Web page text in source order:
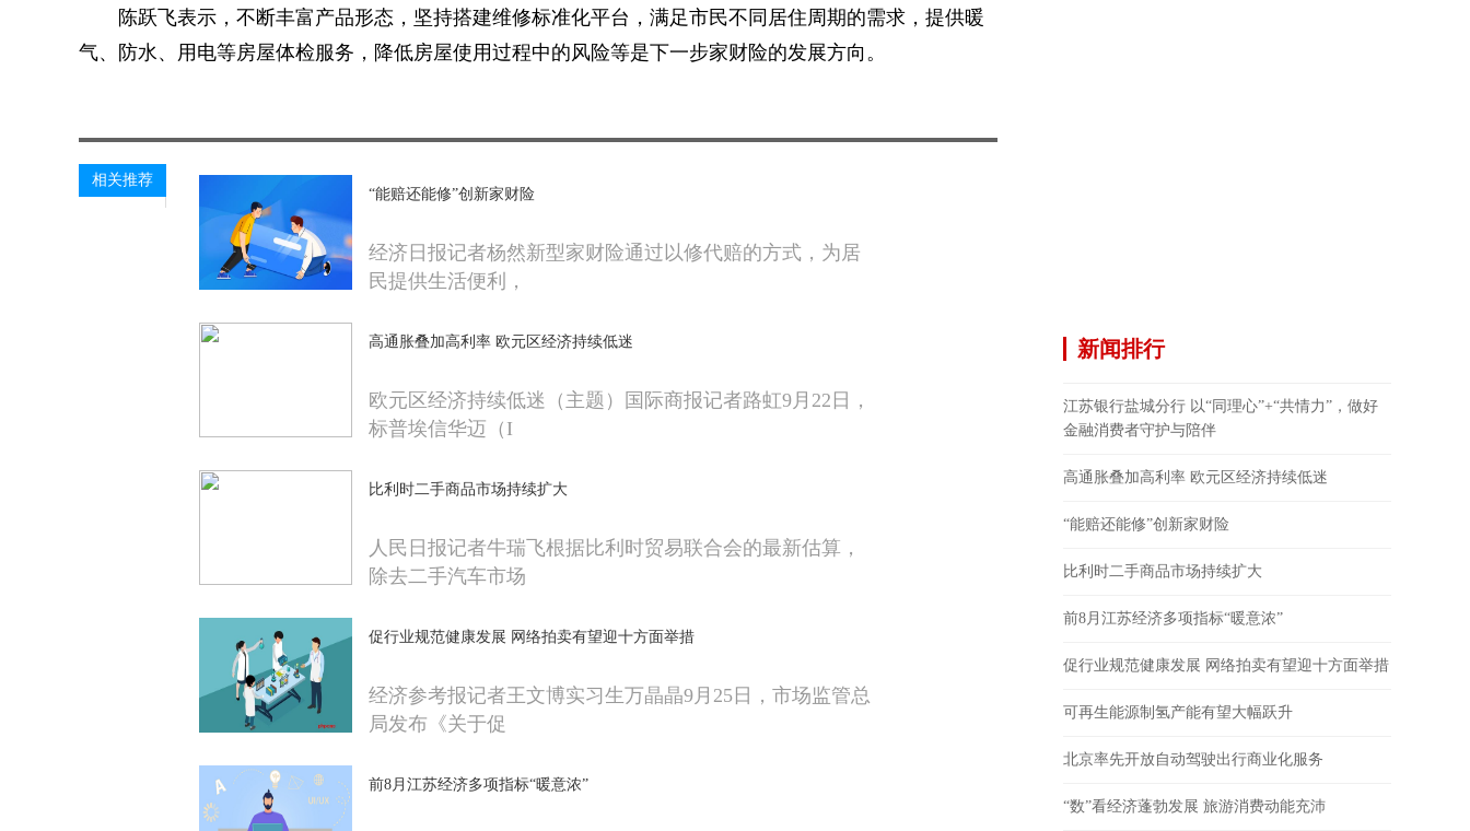
陈跃飞表示，不断丰富产品形态，坚持搭建维修标准化平台，满足市民不同居住周期的需求，提供暖
气、防水、用电等房屋体检服务，降低房屋使用过程中的风险等是下一步家财险的发展方向。
相关推荐
“能赔还能修”创新家财险
经济日报记者杨然新型家财险通过以修代赔的方式，为居
民提供生活便利，
高通胀叠加高利率 欧元区经济持续低迷
欧元区经济持续低迷（主题）国际商报记者路虹9月22日，
标普埃信华迈（I
比利时二手商品市场持续扩大
人民日报记者牛瑞飞根据比利时贸易联合会的最新估算，
除去二手汽车市场
促行业规范健康发展 网络拍卖有望迎十方面举措
经济参考报记者王文博实习生万晶晶9月25日，市场监管总
局发布《关于促
前8月江苏经济多项指标“暖意浓”
新闻排行
江苏银行盐城分行 以“同理心”+“共情力”，做好
金融消费者守护与陪伴
高通胀叠加高利率 欧元区经济持续低迷
“能赔还能修”创新家财险
比利时二手商品市场持续扩大
前8月江苏经济多项指标“暖意浓”
促行业规范健康发展 网络拍卖有望迎十方面举措
可再生能源制氢产能有望大幅跃升
北京率先开放自动驾驶出行商业化服务
“数”看经济蓬勃发展 旅游消费动能充沛